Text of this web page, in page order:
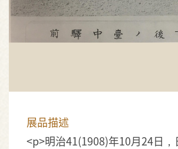
展品描述
<p>明治41(1908)年10月24日，